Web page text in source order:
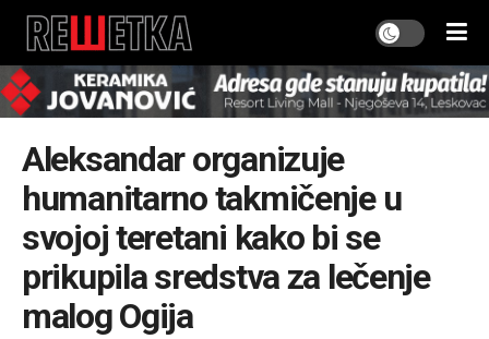
Aleksandar organizuje
humanitarno takmičenje u
svojoj teretani kako bi se
prikupila sredstva za lečenje
malog Ogija